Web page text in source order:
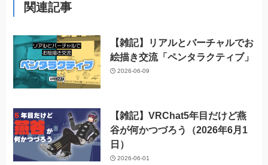
関連記事
【雑記】リアルとバーチャルでお
絵描き交流「ペンタラクティブ」
2026-06-09
【雑記】VRChat5年目だけど燕
谷が何かつづろう（2026年6月1
日）
2026-06-01